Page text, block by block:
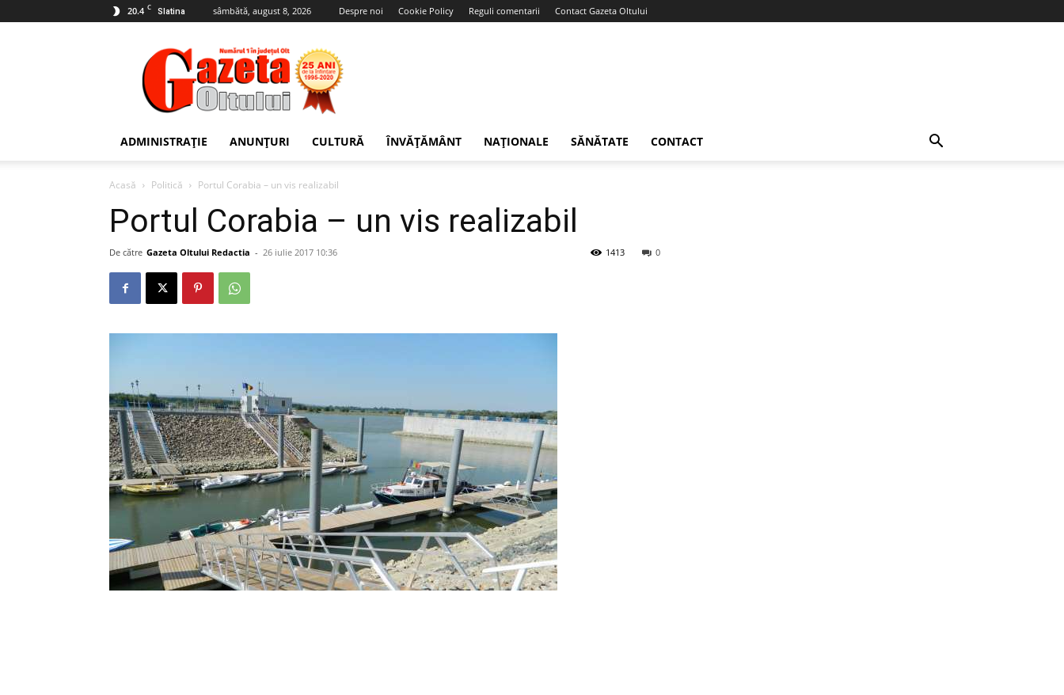
20.4 C Slatina sâmbătă, august 8, 2026 Despre noi Cookie Policy Reguli comentarii Contact Gazeta Oltului
Gazeta
Oltului
ADMINISTRAȚIE ANUNȚURI CULTURĂ ÎNVĂȚĂMÂNT NAȚIONALE SĂNĂTATE CONTACT
Acasă Politică Portul Corabia – un vis realizabil
Portul Corabia – un vis realizabil
De către Gazeta Oltului Redactia - 26 iulie 2017 10:36 0
1413